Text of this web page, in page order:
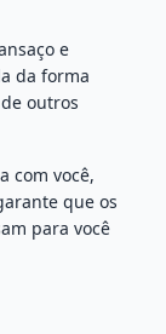
e
da forma
outros
com você,
que os
para você